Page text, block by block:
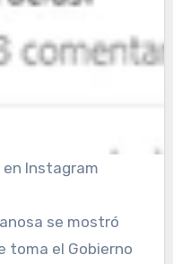
en Instagram
se mostró
toma el Gobierno